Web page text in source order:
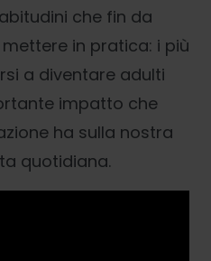
che fin da
in pratica: i più
a diventare adulti
impatto che
ha sulla nostra
quotidiana.